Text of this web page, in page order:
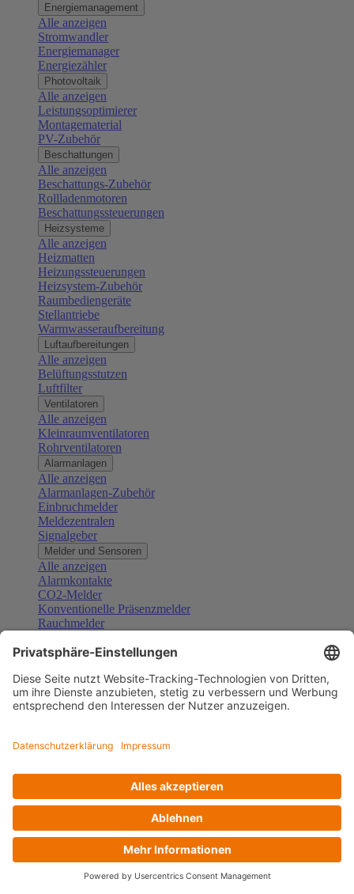
Energiemanagement
Alle anzeigen
Stromwandler
Energiemanager
Energiezähler
Photovoltaik
Alle anzeigen
Leistungsoptimierer
Montagematerial
PV-Zubehör
Beschattungen
Alle anzeigen
Beschattungs-Zubehör
Rollladenmotoren
Beschattungssteuerungen
Heizsysteme
Alle anzeigen
Heizmatten
Heizungssteuerungen
Heizsystem-Zubehör
Raumbediengeräte
Stellantriebe
Warmwasseraufbereitung
Luftaufbereitungen
Alle anzeigen
Belüftungsstutzen
Luftfilter
Ventilatoren
Alle anzeigen
Kleinraumventilatoren
Rohrventilatoren
Alarmanlagen
Alle anzeigen
Alarmanlagen-Zubehör
Einbruchmelder
Meldezentralen
Signalgeber
Melder und Sensoren
Alle anzeigen
Alarmkontakte
CO2-Melder
Konventionelle Präsenzmelder
Rauchmelder
Gefahrenmelder
Türsprechanlagen
Alle anzeigen
Außenstationen
Klingeltaster und Gongs
Sprechanlagen-Sets
Zubehör Türkommunikation
Videoüberwachung
Zubehör Videoüberwachung
Alle anzeigen